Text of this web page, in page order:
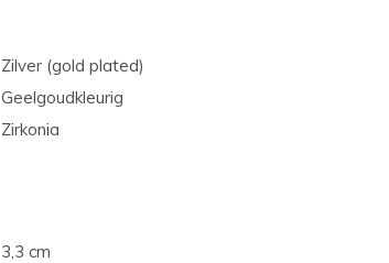
Zilver (gold plated)
Geelgoudkleurig
Zirkonia
3,3 cm